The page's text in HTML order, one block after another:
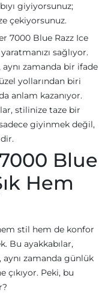
giyiyorsunuz;
çekiyorsunuz.
7000 Blue Razz Ice
sağlıyor.
zamanda bir ifade
yollarından biri
anlam kazanıyor.
stilinize taze bir
giyinmek değil,
Blue
Hem
stil hem de konfor
Bu ayakkabılar,
aynı zamanda günlük
çıkıyor. Peki, bu